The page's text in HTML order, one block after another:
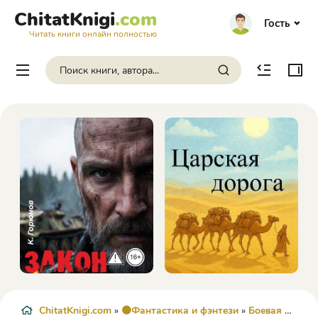
ChitatKnigi.com
Читать книги онлайн полностью
Гость
ChitatKnigi.com » 🟠Фантастика и фэнтези » Боевая фантастика